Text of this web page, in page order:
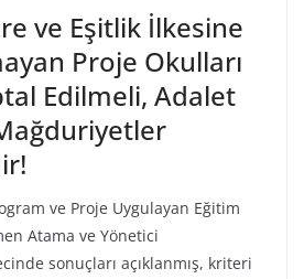
ve Eşitlik İlkesine
Proje Okulları
Edilmeli, Adalet
ve Proje Uygulayan Eğitim
Atama ve Yönetici
sonuçları açıklanmış, kriteri